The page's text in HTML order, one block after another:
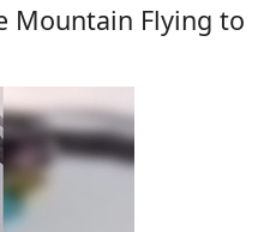
Mountain Flying to